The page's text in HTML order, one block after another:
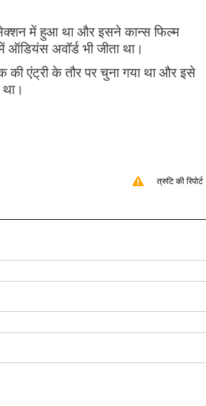
सेक्शन में हुआ था और इसने कान्स फिल्म
अवॉर्ड भी जीता था।
एंट्री के तौर पर चुना गया था और इसे
त्रुटि की रिपोर्ट